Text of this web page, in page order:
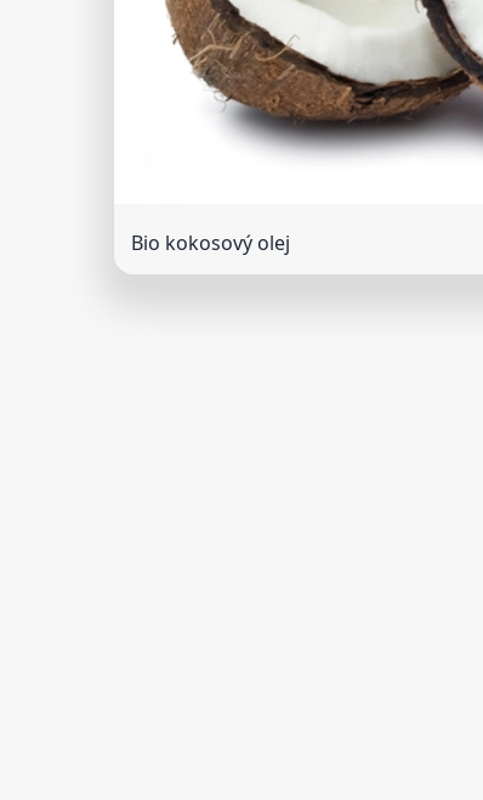
Bio kokosový olej